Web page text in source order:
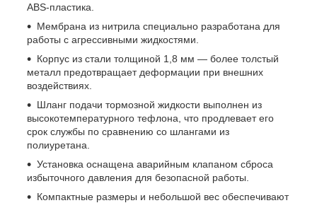
ABS-пластика.
Мембрана из нитрила специально разработана для
работы с агрессивными жидкостями.
Корпус из стали толщиной 1,8 мм — более толстый
металл предотвращает деформации при внешних
воздействиях.
Шланг подачи тормозной жидкости выполнен из
высокотемпературного тефлона, что продлевает его
срок службы по сравнению со шлангами из
полиуретана.
Установка оснащена аварийным клапаном сброса
избыточного давления для безопасной работы.
Компактные размеры и небольшой вес обеспечивают